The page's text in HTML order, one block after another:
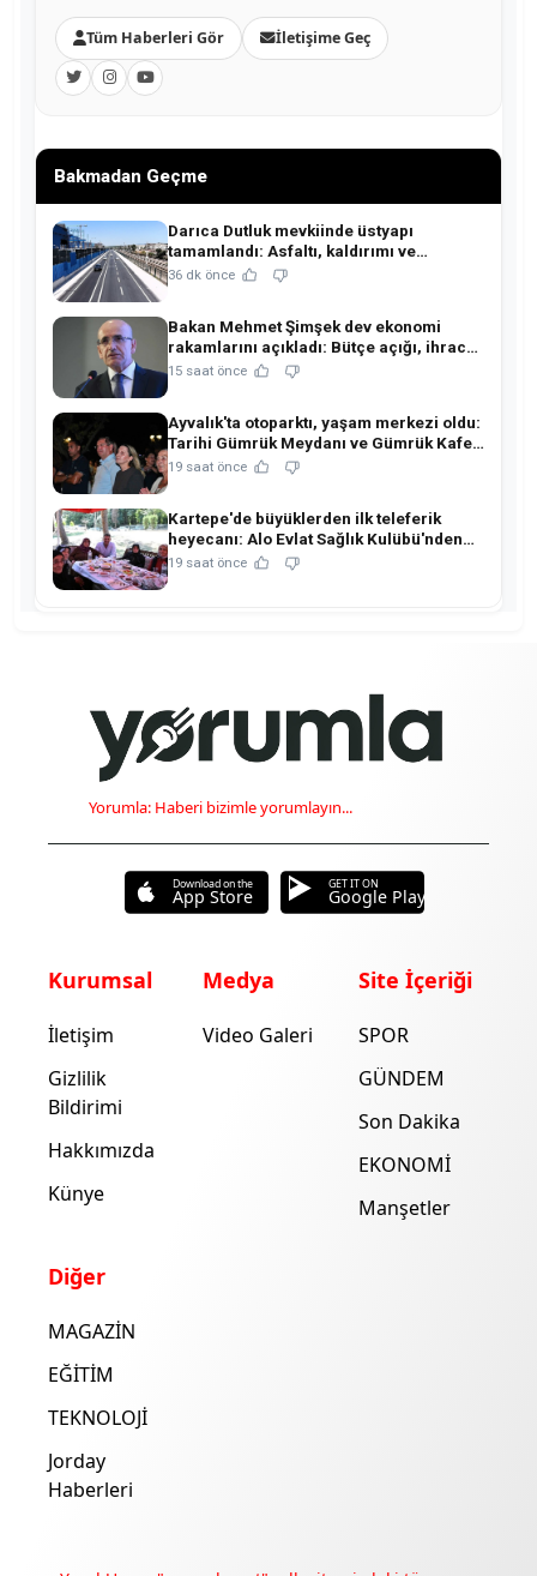
Tüm Haberleri Gör İletişime Geç
Bakmadan Geçme
Darıca Dutluk mevkiinde üstyapı
tamamlandı: Asfaltı, kaldırımı ve
aydınlatmasıyla yenilendi!
36 dk önce
Bakan Mehmet Şimşek dev ekonomi
rakamlarını açıkladı: Bütçe açığı, ihracat
ve rezervlerde kritik tablo!
15 saat önce
Ayvalık'ta otoparktı, yaşam merkezi oldu:
Tarihi Gümrük Meydanı ve Gümrük Kafe
açıldı!
19 saat önce
Kartepe'de büyüklerden ilk teleferik
heyecanı: Alo Evlat Sağlık Kulübü'nden
anlamlı buluşma!
19 saat önce
Yorumla: Haberi bizimle yorumlayın...
Download on the
App Store
GET IT ON
Google Play
Kurumsal
İletişim
Gizlilik
Bildirimi
Hakkımızda
Künye
Medya
Video Galeri
Site İçeriği
SPOR
GÜNDEM
Son Dakika
EKONOMİ
Manşetler
Diğer
MAGAZİN
EĞİTİM
TEKNOLOJİ
Jorday
Haberleri